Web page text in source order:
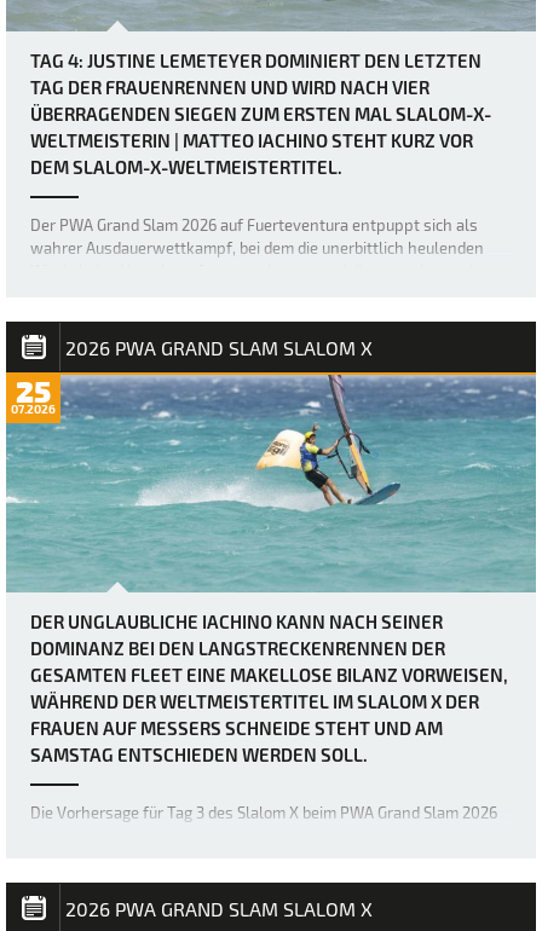
TAG 4: JUSTINE LEMETEYER DOMINIERT DEN LETZTEN
TAG DER FRAUENRENNEN UND WIRD NACH VIER
ÜBERRAGENDEN SIEGEN ZUM ERSTEN MAL SLALOM-X-
WELTMEISTERIN | MATTEO IACHINO STEHT KURZ VOR
DEM SLALOM-X-WELTMEISTERTITEL.
Der PWA Grand Slam 2026 auf Fuerteventura entpuppt sich als
wahrer Ausdauerwettkampf, bei dem die unerbittlich heulenden
absoluten Grenzen bringen. Heute herr…
2026 PWA GRAND SLAM SLALOM X
25
07.2026
DER UNGLAUBLICHE IACHINO KANN NACH SEINER
DOMINANZ BEI DEN LANGSTRECKENRENNEN DER
GESAMTEN FLEET EINE MAKELLOSE BILANZ VORWEISEN,
WÄHREND DER WELTMEISTERTITEL IM SLALOM X DER
FRAUEN AUF MESSERS SCHNEIDE STEHT UND AM
SAMSTAG ENTSCHIEDEN WERDEN SOLL.
Die Vorhersage für Tag 3 des Slalom X beim PWA Grand Slam 2026
50 Knoten hätten sich viele wohl kaum vorstellen können, wie
brutal es in Sotavento manchmal zug…
2026 PWA GRAND SLAM SLALOM X